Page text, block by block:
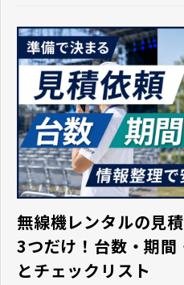
無線機レンタルの見
3つだけ！台数・期
とチェックリスト